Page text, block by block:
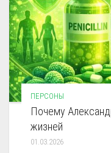
ПЕРСОНЫ
Почему
жизней
01.03.2026